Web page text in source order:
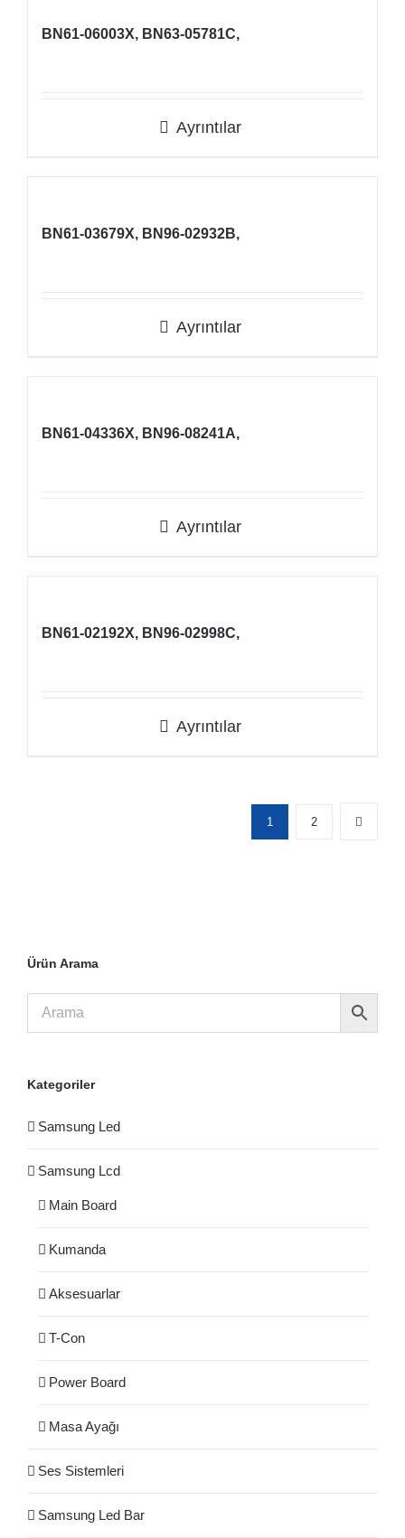
BN61-06003X, BN63-05781C,
Ayrıntılar
BN61-03679X, BN96-02932B,
Ayrıntılar
BN61-04336X, BN96-08241A,
Ayrıntılar
BN61-02192X, BN96-02998C,
Ayrıntılar
1 2
Ürün Arama
Kategoriler
Samsung Led
Samsung Lcd
Main Board
Kumanda
Aksesuarlar
T-Con
Power Board
Masa Ayağı
Ses Sistemleri
Samsung Led Bar